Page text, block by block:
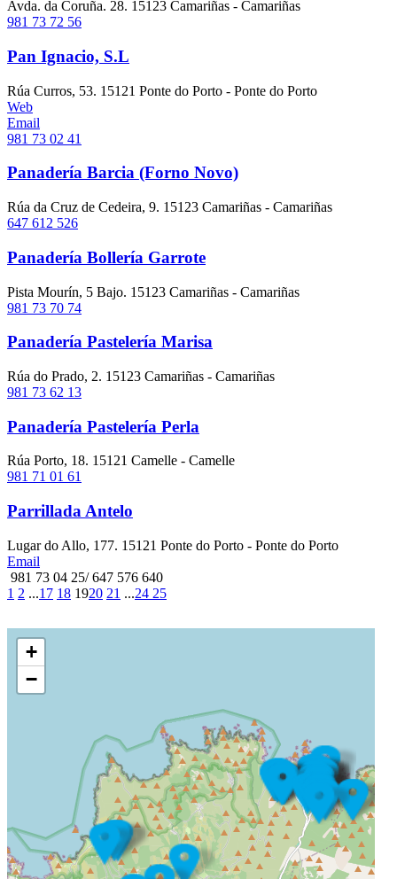
Avda. da Coruña. 28. 15123 Camariñas - Camariñas
981 73 72 56
Pan Ignacio, S.L
Rúa Curros, 53. 15121 Ponte do Porto - Ponte do Porto
Web
Email
981 73 02 41
Panadería Barcia (Forno Novo)
Rúa da Cruz de Cedeira, 9. 15123 Camariñas - Camariñas
647 612 526
Panadería Bollería Garrote
Pista Mourín, 5 Bajo. 15123 Camariñas - Camariñas
981 73 70 74
Panadería Pastelería Marisa
Rúa do Prado, 2. 15123 Camariñas - Camariñas
981 73 62 13
Panadería Pastelería Perla
Rúa Porto, 18. 15121 Camelle - Camelle
981 71 01 61
Parrillada Antelo
Lugar do Allo, 177. 15121 Ponte do Porto - Ponte do Porto
Email
981 73 04 25/ 647 576 640
1 2 ...17 18 1920 21 ...24 25
+
−